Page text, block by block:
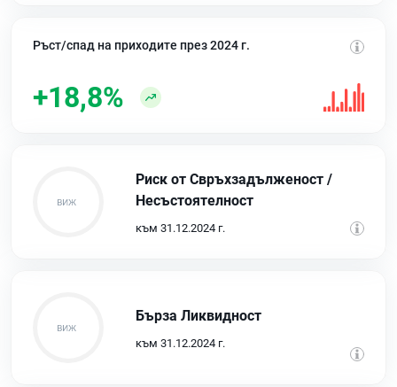
Ръст/спад на приходите през 2024 г.
+18,8%
Риск от Свръхзадълженост /
Несъстоятелност
към 31.12.2024 г.
Бърза Ликвидност
към 31.12.2024 г.